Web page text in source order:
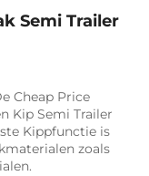
Semi Trailer
Cheap Price
Kip Semi Trailer
Kippfunctie is
zoals